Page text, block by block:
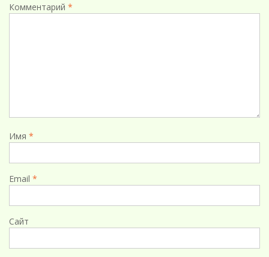
Комментарий *
Имя *
Email *
Сайт